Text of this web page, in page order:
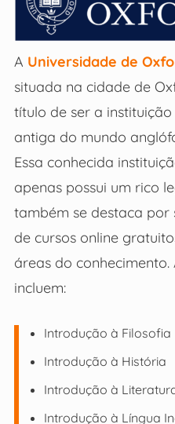
A Universidade de
situada na cidade de
título de ser a
antiga do mundo
Essa conhecida
apenas possui um rico
também se destaca
de cursos online
áreas do conhecimento.
incluem:
Introdução à Filosofia
Introdução à História
Introdução à
Introdução à Língua